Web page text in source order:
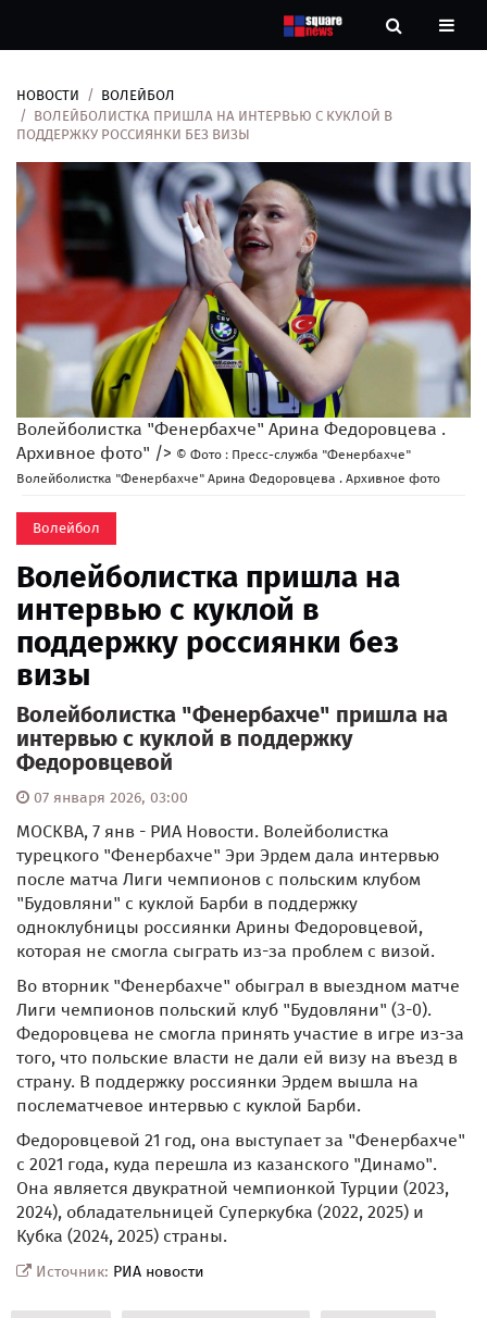
Новости
Рубрики
Контакты
нас
НОВОСТИ
ВОЛЕЙБОЛ
ВОЛЕЙБОЛИСТКА ПРИШЛА НА ИНТЕРВЬЮ С КУКЛОЙ В
ПОДДЕРЖКУ РОССИЯНКИ БЕЗ ВИЗЫ
Волейболистка "Фенербахче" Арина Федоровцева .
Архивное фото" /> © Фото : Пресс-служба "Фенербахче"
Волейболистка "Фенербахче" Арина Федоровцева . Архивное фото
Волейбол
Волейболистка пришла на
интервью с куклой в
поддержку россиянки без
визы
Волейболистка "Фенербахче" пришла на
интервью с куклой в поддержку
Федоровцевой
07 января 2026, 03:00
МОСКВА, 7 янв - РИА Новости. Волейболистка
турецкого "Фенербахче" Эри Эрдем дала интервью
после матча Лиги чемпионов с польским клубом
"Будовляни" с куклой Барби в поддержку
одноклубницы россиянки Арины Федоровцевой,
которая не смогла сыграть из-за проблем с визой.
Во вторник "Фенербахче" обыграл в выездном матче
Лиги чемпионов польский клуб "Будовляни" (3-0).
Федоровцева не смогла принять участие в игре из-за
того, что польские власти не дали ей визу на въезд в
страну. В поддержку россиянки Эрдем вышла на
послематчевое интервью с куклой Барби.
Федоровцевой 21 год, она выступает за "Фенербахче"
с 2021 года, куда перешла из казанского "Динамо".
Она является двукратной чемпионкой Турции (2023,
2024), обладательницей Суперкубка (2022, 2025) и
Кубка (2024, 2025) страны.
Источник: РИА новости